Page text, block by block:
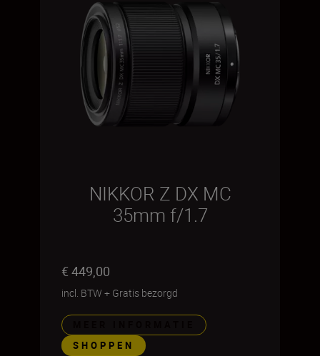
NIKKOR Z DX MC
35mm f/1.7
€ 449,00
incl. BTW + Gratis bezorgd
SHOPPEN